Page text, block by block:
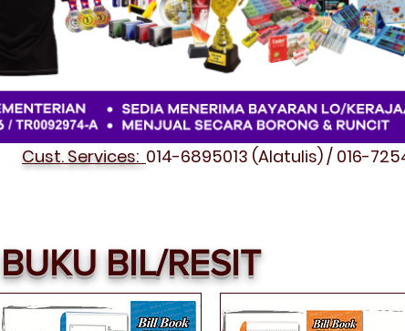
Cust. Services: 014-6895013 (Alatulis) / 016-
BUKU BIL/RESIT